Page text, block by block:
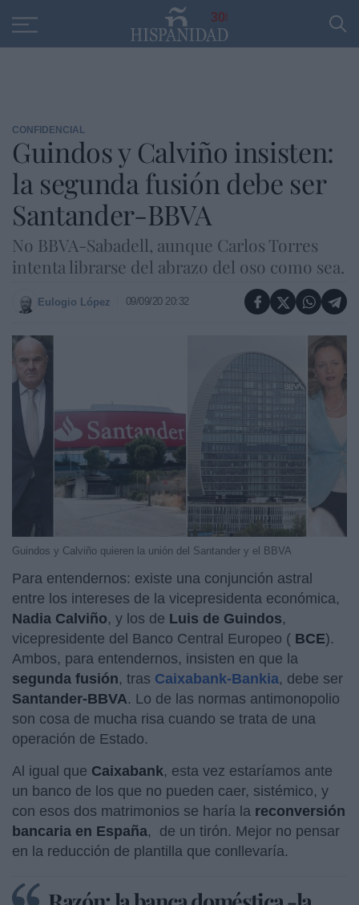
30
CONFIDENCIAL
Guindos y Calviño insisten:
la segunda fusión debe ser
Santander-BBVA
No BBVA-Sabadell, aunque Carlos Torres
intenta librarse del abrazo del oso como sea.
Eulogio López 09/09/20 20:32
Guindos y Calviño quieren la unión del Santander y el BBVA
Para entendernos: existe una conjunción astral
entre los intereses de la vicepresidenta económica,
Nadia Calviño, y los de Luis de Guindos,
vicepresidente del Banco Central Europeo ( BCE).
Ambos, para entendernos, insisten en que la
segunda fusión, tras Caixabank-Bankia, debe ser
Santander-BBVA. Lo de las normas antimonopolio
son cosa de mucha risa cuando se trata de una
operación de Estado.
Al igual que Caixabank, esta vez estaríamos ante
un banco de los que no pueden caer, sistémico, y
con esos dos matrimonios se haría la reconversión
bancaria en España,
de un tirón. Mejor no pensar
en la reducción de plantilla que conllevaría.